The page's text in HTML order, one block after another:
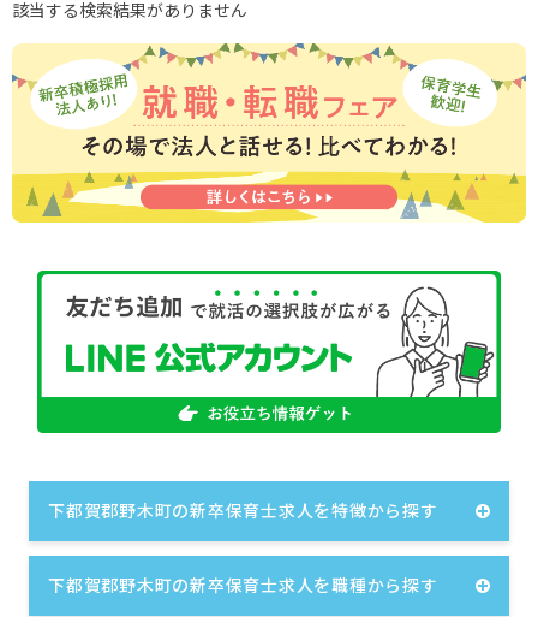
該当する検索結果がありません
下都賀郡野木町の新卒保育士求人を特徴から探す
下都賀郡野木町の新卒保育士求人を職種から探す